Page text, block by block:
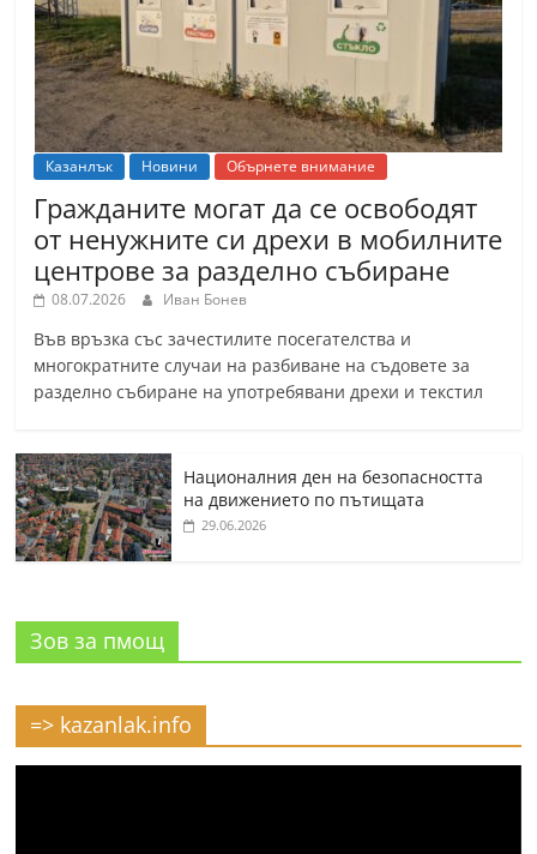
Казанлък Новини Обърнете внимание
Гражданите могат да се освободят
от ненужните си дрехи в мобилните
центрове за разделно събиране
08.07.2026 Иван Бонев
Във връзка със зачестилите посегателства и
многократните случаи на разбиване на съдовете за
разделно събиране на употребявани дрехи и текстил
Националния ден на безопасността
на движението по пътищата
29.06.2026
Зов за пмощ
=> kazanlak.info